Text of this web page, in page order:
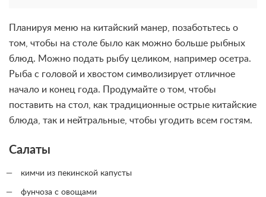
Планируя меню на китайский манер, позаботьтесь о
том, чтобы на столе было как можно больше рыбных
блюд. Можно подать рыбу целиком, например осетра.
Рыба с головой и хвостом символизирует отличное
начало и конец года. Продумайте о том, чтобы
поставить на стол, как традиционные острые китайские
блюда, так и нейтральные, чтобы угодить всем гостям.
Салаты
кимчи из пекинской капусты
фунчоза с овощами